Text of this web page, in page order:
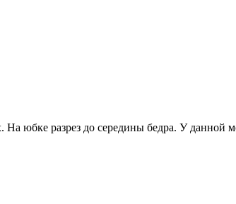
На юбке разрез до середины бедра. У данной